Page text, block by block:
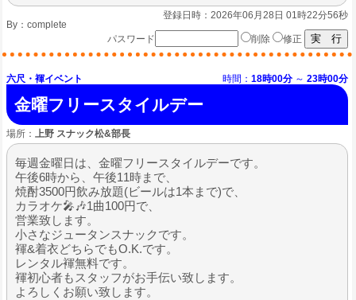
登録日時：2026年06月28日 01時22分56秒
By： complete
パスワード
削除 修正
六尺・褌イベント 時間： 18時00分 ～ 23時00分
金曜フリースタイルデー
場所： 上野 スナック松&部長
毎週金曜日は、金曜フリースタイルデーです。
午後6時から、午後11時まで、
焼酎3500円飲み放題(ビールは1本まで)で、
カラオケ🎤🎶1曲100円で、
営業致します。
小さなジュータンスナックです。
褌&着衣どちらでもO.K.です。
レンタル褌無料です。
褌初心者もスタッフがお手伝い致します。
よろしくお願い致します。